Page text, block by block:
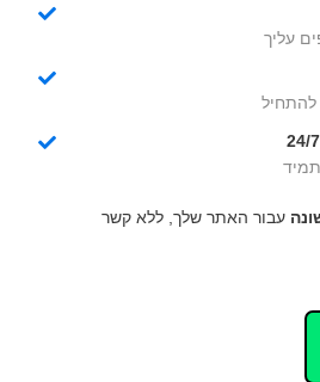
עליך
עבור האתר שלך, ללא קשר